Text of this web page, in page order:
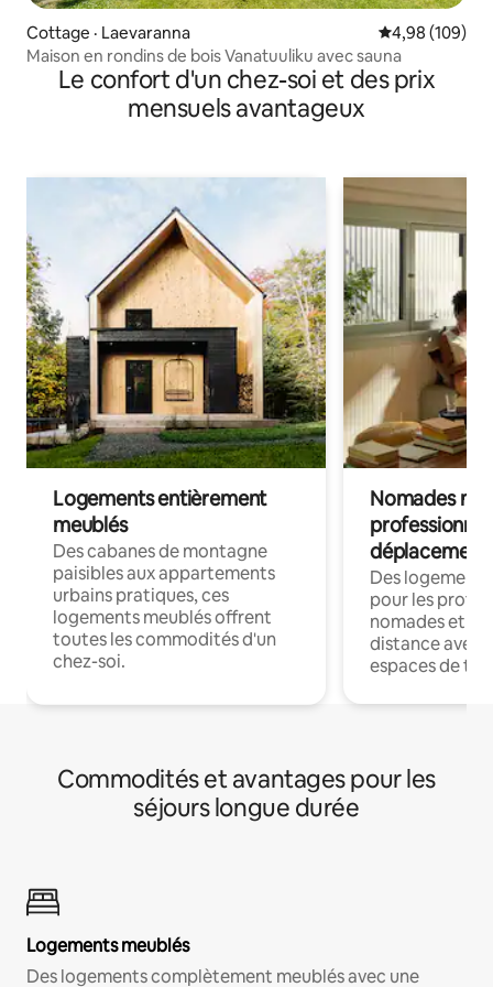
Cottage · Laevaranna Note
4,98 (109)
Maison en rondins de bois Vanatuuliku avec sauna
Le confort d'un chez-soi et des prix
mensuels avantageux
Logements entièrement
meublés
Des cabanes de montagne
paisibles aux appartements
urbains pratiques, ces
logements meublés offrent
toutes les commodités d'un
chez-soi.
Nomades
déplacement
Des
pour les
nomades et
distance avec
espaces de
Commodités et avantages pour les
séjours longue durée
Logements meublés
Des logements complètement meublés avec une